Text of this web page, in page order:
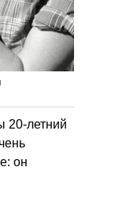
20-летний
он